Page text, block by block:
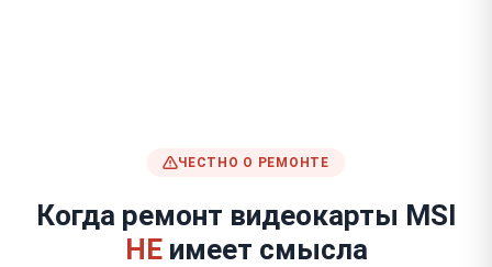
ЧЕСТНО О РЕМОНТЕ
Когда ремонт видеокарты MSI
НЕимеет смысла